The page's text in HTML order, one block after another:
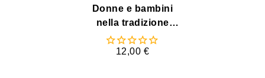
Donne e bambini
nella tradizione
sociologica
12,00 €